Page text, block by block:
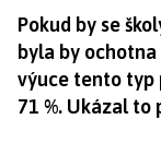
Pokud by se
byla by
výuce tento typ
71 %. Ukázal